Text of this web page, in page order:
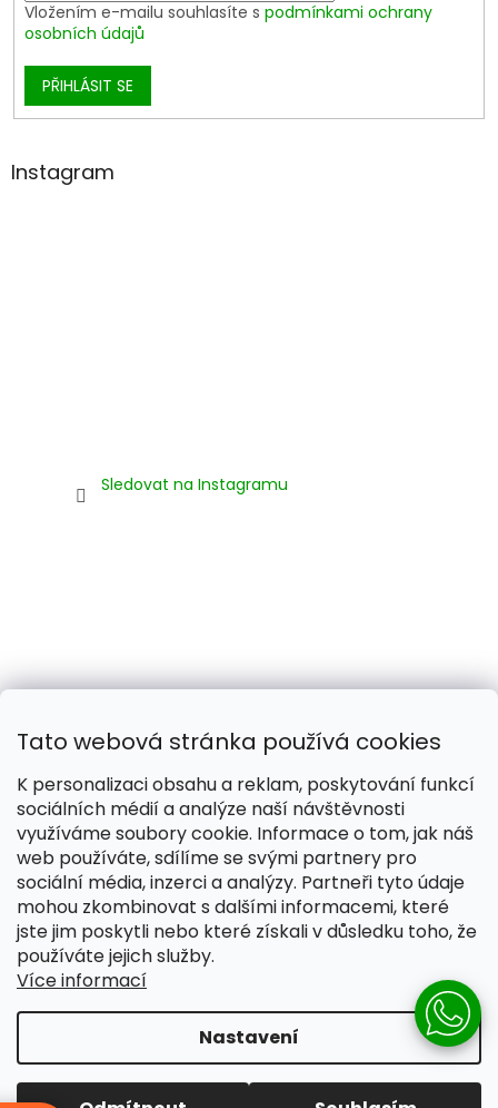
Tato webová stránka používá cookies
K personalizaci obsahu a reklam, poskytování funkcí
sociálních médií a analýze naší návštěvnosti
využíváme soubory cookie. Informace o tom, jak náš
web používáte, sdílíme se svými partnery pro
sociální média, inzerci a analýzy. Partneři tyto údaje
mohou zkombinovat s dalšími informacemi, které
jste jim poskytli nebo které získali v důsledku toho, že
používáte jejich služby.
Více informací
Nastavení
Vložením e-mailu souhlasíte s podmínkami ochrany
osobních údajů
PŘIHLÁSIT SE
Instagram
Sledovat na Instagramu
Naše smečka: Silver Needles (Chovatelská stanice)
Copyright 2026Pomáháme žít lépe. Všechna práva
Upravit nastavení cookies